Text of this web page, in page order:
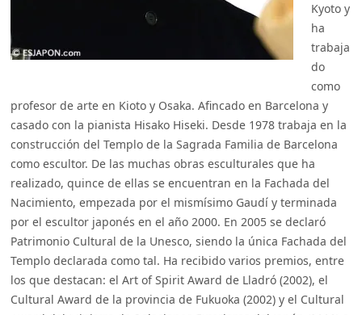
Kyoto y
ha
trabaja
do
como
profesor de arte en Kioto y Osaka. Afincado en Barcelona y
casado con la pianista Hisako Hiseki. Desde 1978 trabaja en la
construcción del Templo de la Sagrada Familia de Barcelona
como escultor. De las muchas obras esculturales que ha
realizado, quince de ellas se encuentran en la Fachada del
Nacimiento, empezada por el mismísimo Gaudí y terminada
por el escultor japonés en el año 2000. En 2005 se declaró
Patrimonio Cultural de la Unesco, siendo la única Fachada del
Templo declarada como tal. Ha recibido varios premios, entre
los que destacan: el Art of Spirit Award de Lladró (2002), el
Cultural Award de la provincia de Fukuoka (2002) y el Cultural